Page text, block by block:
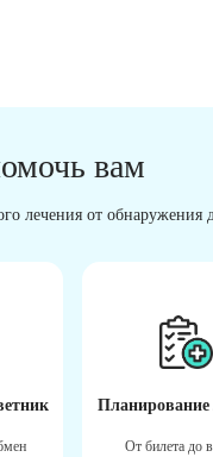
вам
лечения от
Планирование
От билета до